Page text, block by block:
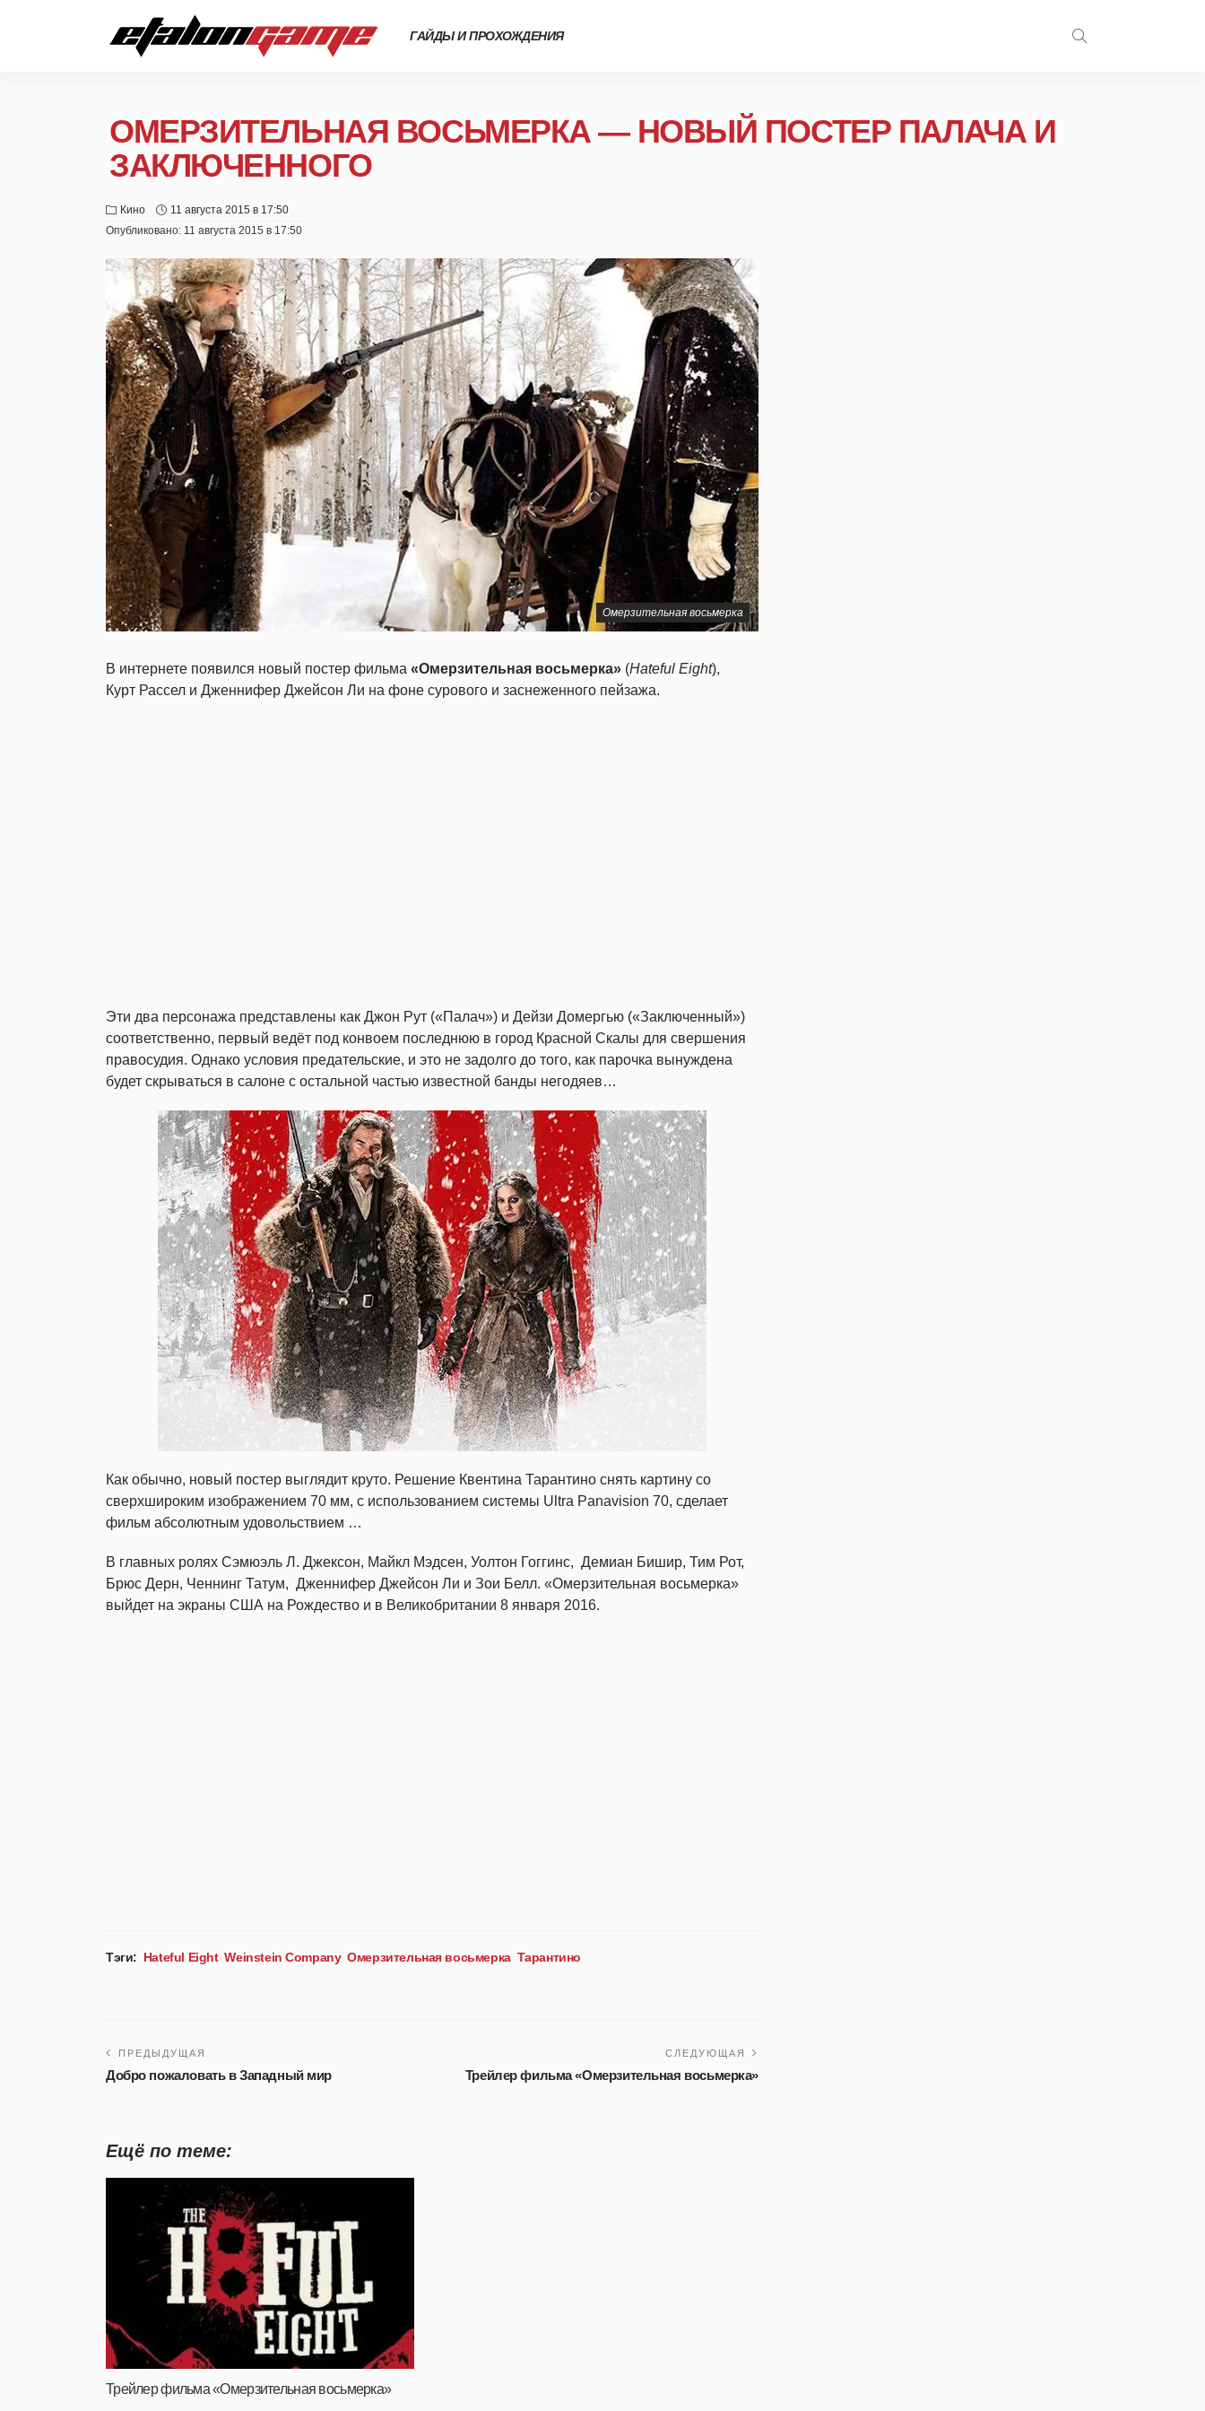
ГАЙДЫ И ПРОХОЖДЕНИЯ
ОМЕРЗИТЕЛЬНАЯ ВОСЬМЕРКА — НОВЫЙ ПОСТЕР ПАЛАЧА И
ЗАКЛЮЧЕННОГО
Кино
11 августа 2015 в 17:50
Опубликовано: 11 августа 2015 в 17:50
Омерзительная восьмерка
В интернете появился новый постер фильма «Омерзительная восьмерка» (Hateful Eight),
Курт Рассел и Дженнифер Джейсон Ли на фоне сурового и заснеженного пейзажа.
Эти два персонажа представлены как Джон Рут («Палач») и Дейзи Домергью («Заключенный»)
соответственно, первый ведёт под конвоем последнюю в город Красной Скалы для свершения
правосудия. Однако условия предательские, и это не задолго до того, как парочка вынуждена
будет скрываться в салоне с остальной частью известной банды негодяев…
Как обычно, новый постер выглядит круто. Решение Квентина Тарантино снять картину со
сверхшироким изображением 70 мм, с использованием системы Ultra Panavision 70, сделает
фильм абсолютным удовольствием …
В главных ролях Сэмюэль Л. Джексон, Майкл Мэдсен, Уолтон Гоггинс, Демиан Бишир, Тим Рот,
Брюс Дерн, Ченнинг Татум, Дженнифер Джейсон Ли и Зои Белл. «Омерзительная восьмерка»
выйдет на экраны США на Рождество и в Великобритании 8 января 2016.
Тэги: Hateful Eight Weinstein Company Омерзительная восьмерка Тарантино
ПРЕДЫДУЩАЯ
Добро пожаловать в Западный мир
СЛЕДУЮЩАЯ
Трейлер фильма «Омерзительная восьмерка»
Ещё по теме:
Трейлер фильма «Омерзительная восьмерка»